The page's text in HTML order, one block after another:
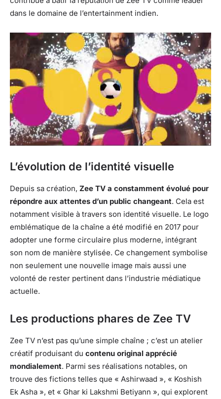
dans le domaine de l’entertainment indien.
L’évolution de l’identité visuelle
Depuis sa création, Zee TV a constamment évolué pour
répondre aux attentes d’un public changeant. Cela est
notamment visible à travers son identité visuelle. Le logo
emblématique de la chaîne a été modifié en 2017 pour
adopter une forme circulaire plus moderne, intégrant
son nom de manière stylisée. Ce changement symbolise
non seulement une nouvelle image mais aussi une
volonté de rester pertinent dans l’industrie médiatique
actuelle.
Les productions phares de Zee TV
Zee TV n’est pas qu’une simple chaîne ; c’est un atelier
créatif produisant du contenu original apprécié
mondialement. Parmi ses réalisations notables, on
trouve des fictions telles que « Ashirwaad », « Koshish
Ek Asha », et « Ghar ki Lakshmi Betiyann », qui explorent